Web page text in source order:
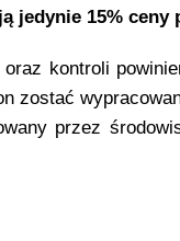
jedynie 15% ceny
kontroli
zostać
przez